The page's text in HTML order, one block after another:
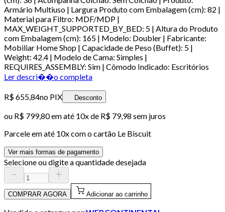
Armário Multiuso | Largura Produto com Embalagem (cm): 82 |
Material para Filtro: MDF/MDP |
MAX_WEIGHT_SUPPORTED_BY_BED: 5 | Altura do Produto
com Embalagem (cm): 165 | Modelo: Doubler | Fabricante:
Mobiliar Home Shop | Capacidade de Peso (Buffet): 5 |
Weight: 42.4 | Modelo de Cama: Simples |
REQUIRES_ASSEMBLY: Sim | Cômodo Indicado: Escritórios
Ler descri��o completa
R$ 655,84no PIX Desconto
ou R$ 799,80em até 10x de R$ 79,98 sem juros
Parcele em até 10x com o cartão Le Biscuit
Ver mais formas de pagamento
Selecione ou digite a quantidade desejada
COMPRAR AGORA Adicionar ao carrinho